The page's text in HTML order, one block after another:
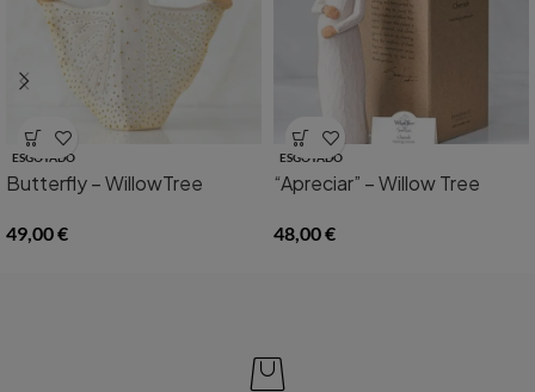
ESGOTADO
Butterfly – WillowTree
49,00€
ESGOTADO
“Apreciar” – Willow Tree
48,00€